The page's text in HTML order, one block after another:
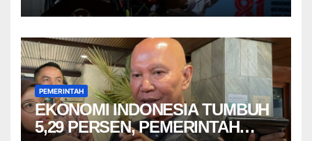
PEMERINTAH
EKONOMI INDONESIA TUMBUH
5,29 PERSEN, PEMERINTAH